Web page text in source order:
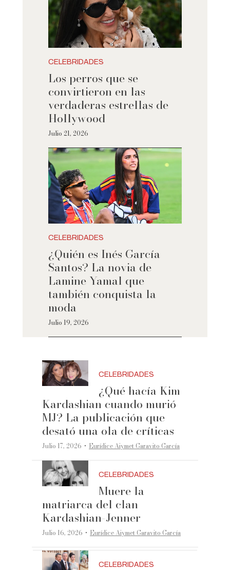
CELEBRIDADES
Los perros que se
convirtieron en las
verdaderas estrellas de
Hollywood
Julio 21, 2026
CELEBRIDADES
¿Quién es Inés García
Santos? La novia de
Lamine Yamal que
también conquista la
moda
Julio 19, 2026
CELEBRIDADES
¿Qué hacía Kim
Kardashian cuando murió
MJ? La publicación que
desató una ola de críticas
Julio 17, 2026 ·Eurídice Aiymet Garavito García
CELEBRIDADES
Muere la
matriarca del clan
Kardashian-Jenner
Julio 16, 2026 ·Eurídice Aiymet Garavito García
CELEBRIDADES